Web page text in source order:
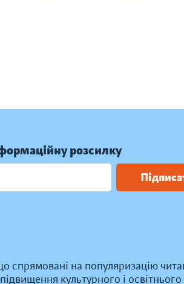
розсилку
спрямовані на популяризацію
культурного і освітнього